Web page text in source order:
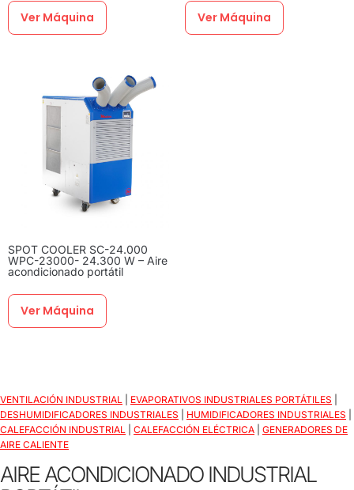
Ver Máquina Ver Máquina
SPOT COOLER SC-24.000
WPC-23000- 24.300 W – Aire
acondicionado portátil
Ver Máquina
VENTILACIÓN INDUSTRIAL EVAPORATIVOS INDUSTRIALES PORTÁTILES
DESHUMIDIFICADORES INDUSTRIALES
HUMIDIFICADORES INDUSTRIALES
CALEFACCIÓN INDUSTRIAL
CALEFACCIÓN ELÉCTRICA
GENERADORES DE
AIRE CALIENTE
AIRE ACONDICIONADO INDUSTRIAL